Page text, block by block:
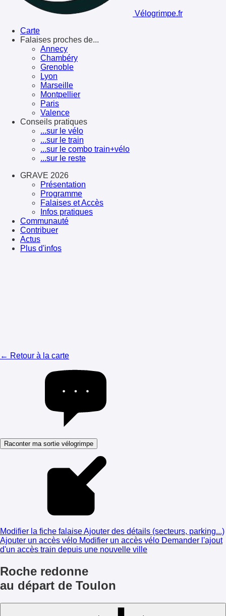
Vélogrimpe.fr
Carte
Falaises proches de...
Annecy
Chambéry
Grenoble
Lyon
Marseille
Montpellier
Paris
Valence
Conseils pratiques
...sur le vélo
...sur le train
...sur le combo train+vélo
...sur le reste
GRAVE 2026
Présentation
Programme
Falaises et Accès
Infos pratiques
Communauté
Contribuer
Actus
Plus d'infos
← Retour à la carte
Raconter ma sortie vélogrimpe
Modifier la fiche falaiseAjouter des détails (secteurs, parking...)
Ajouter un accès vélo Modifier un accès vélo Demander l'ajout
d'un accès train depuis une nouvelle ville
Roche redonne
au départ de Toulon